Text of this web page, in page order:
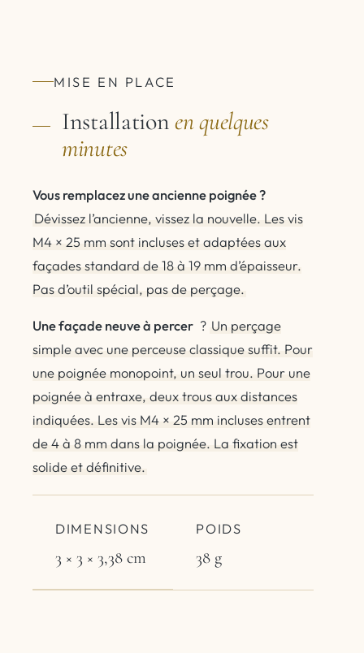
MISE EN PLACE
Installationen quelques
minutes
Vous remplacez une ancienne poignée ?
Dévissez l’ancienne, vissez la nouvelle. Les vis
M4 × 25 mm sont incluses et adaptées aux
façades standard de 18 à 19 mm d’épaisseur.
Pas d’outil spécial, pas de perçage.
Une façade neuve à percer ? Un perçage
simple avec une perceuse classique suffit. Pour
une poignée monopoint, un seul trou. Pour une
poignée à entraxe, deux trous aux distances
indiquées. Les vis M4 × 25 mm incluses entrent
de 4 à 8 mm dans la poignée. La fixation est
solide et définitive.
DIMENSIONS
3 × 3 × 3,38 cm
POIDS
38 g